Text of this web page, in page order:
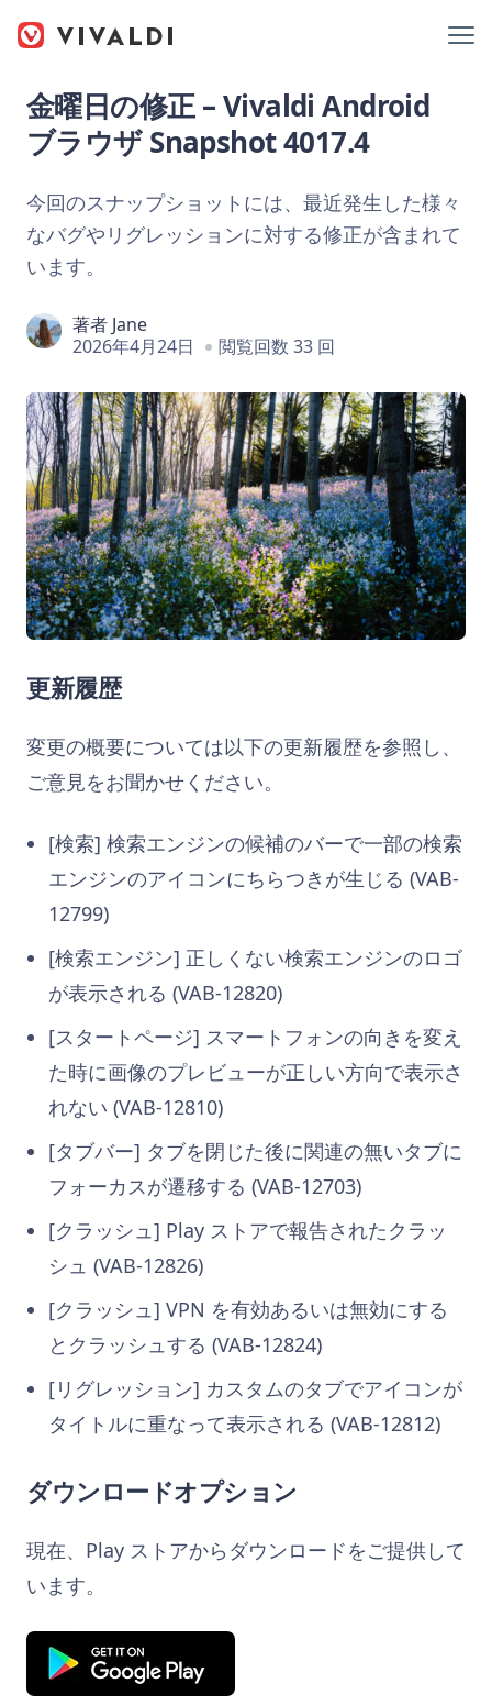
金曜日の修正 – Vivaldi Android
ブラウザ Snapshot 4017.4
今回のスナップショットには、最近発生した様々
なバグやリグレッションに対する修正が含まれて
います。
著者 Jane
2026年4月24日
閲覧回数 33 回
更新履歴
変更の概要については以下の更新履歴を参照し、
ご意見をお聞かせください。
[検索] 検索エンジンの候補のバーで一部の検索
エンジンのアイコンにちらつきが生じる (VAB-
12799)
[検索エンジン] 正しくない検索エンジンのロゴ
が表示される (VAB-12820)
[スタートページ] スマートフォンの向きを変え
た時に画像のプレビューが正しい方向で表示さ
れない (VAB-12810)
[タブバー] タブを閉じた後に関連の無いタブに
フォーカスが遷移する (VAB-12703)
[クラッシュ] Play ストアで報告されたクラッ
シュ (VAB-12826)
[クラッシュ] VPN を有効あるいは無効にする
とクラッシュする (VAB-12824)
[リグレッション] カスタムのタブでアイコンが
タイトルに重なって表示される (VAB-12812)
ダウンロードオプション
現在、Play ストアからダウンロードをご提供して
います。